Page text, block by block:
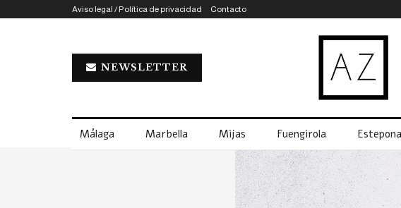
Aviso legal / Política de privacidad Contacto
NEWSLETTER
Málaga Marbella Mijas Fuengirola Estepona